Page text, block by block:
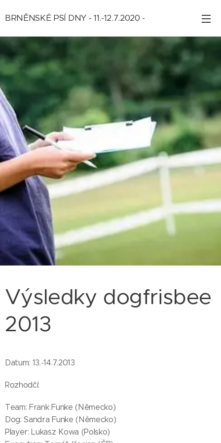
BRNĚNSKÉ PSÍ DNY - 11.-12.7.2020 -
Výsledky dogfrisbee
2013
Datum: 13.-14.7.2013
Rozhodčí:
Team: Frank Funke (Německo)
Dog: Sandra Funke (Německo)
Player: Lukasz Kowa (Polsko)